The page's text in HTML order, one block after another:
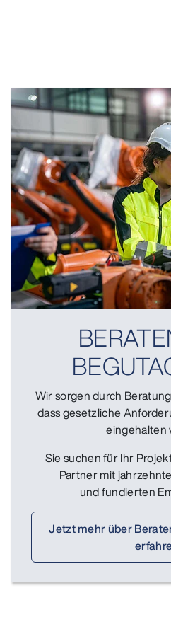
Wir sorgen durch
dass gesetzliche
eingehalten
Sie suchen für Ihr
Partner mit
und fundierten
Jetzt mehr über